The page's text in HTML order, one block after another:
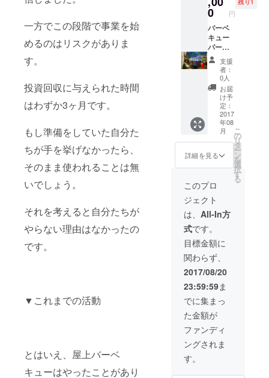
一方でこの段階で事業を始
めるのはリスクがありま
す。
投資回収に与えられた時間
はわずか3ヶ月です。
もし準備をしていた自分た
ちが手を挙げなかったら、
そのまま使われることは無
いでしょう。
それを考えると自分たちが
やらない理由はなかったの
です。
▼これまでの活動
とはいえ、屋上バーベ
キューはやったことがあり
0 円
残り1
バーベ
キュー
パー
ティー
貸し切
りプラ
ン 食材
は120人
分、ド
リンク
300杯付
きます
下記の
時間帯
からお
選びく
ださい
1部
11：00
～14：
00 2部
14：30
～17：
30 3部
19：00
～22：
00
支援
者：
0人
お届
け予
定：
2017
年08
月
詳細を見る
こ
の
リ
タ
ー
ン
を
選
択
す
る
このプロ
ジェクト
は、 All-In方
式です。
目標金額に
関わらず、
2017/08/20
23:59:59ま
でに集まっ
た金額が
ファンディ
ングされま
す。